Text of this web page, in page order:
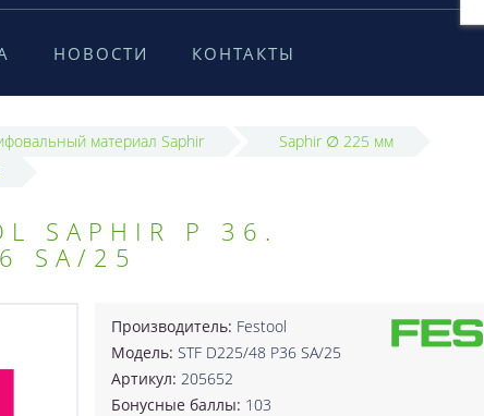
НОВОСТИ КОНТАКТЫ
материал Saphir
Saphir ∅ 225 мм
SAPHIR P 36.
SA/25
Производитель: Festool
Модель: STF D225/48 P36 SA/25
Артикул: 205652
Бонусные баллы: 103